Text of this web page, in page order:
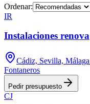
Ordenar:
IR
Instalaciones renova
Cádiz, Sevilla, Málaga
Fontaneros
Pedir presupuesto
CJ